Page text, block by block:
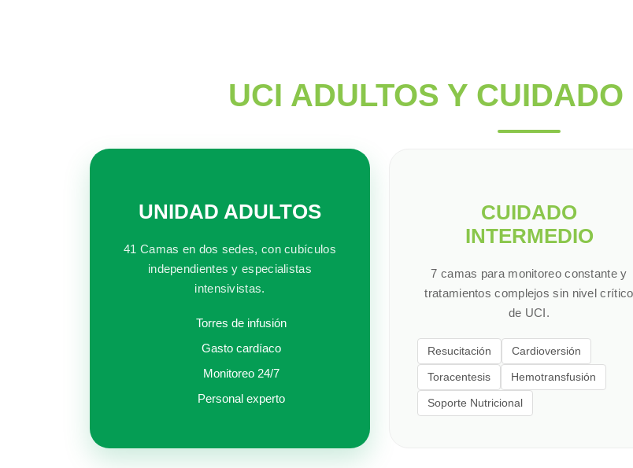
UCI ADULTOS Y
UNIDAD ADULTOS
41 Camas en dos sedes, con cubículos
independientes y especialistas
intensivistas.
Torres de infusión
Gasto cardíaco
Monitoreo 24/7
Personal experto
CUIDADO
INTERMEDIO
7 camas para monitoreo constante y
tratamientos complejos sin nivel crítico
de UCI.
Resucitación Cardioversión
Toracentesis Hemotransfusión
Soporte Nutricional